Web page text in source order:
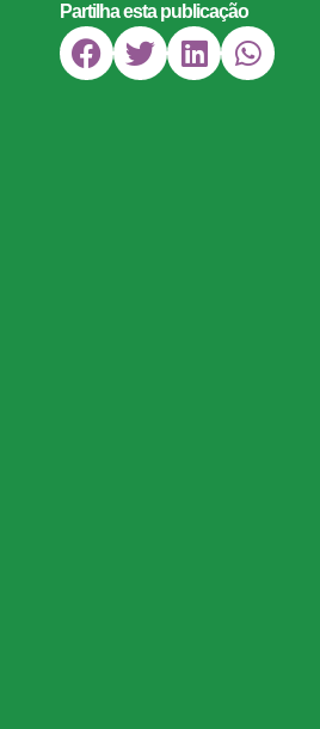
Partilha esta publicação